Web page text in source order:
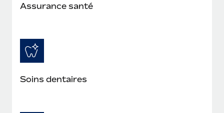
Assurance santé
Soins dentaires